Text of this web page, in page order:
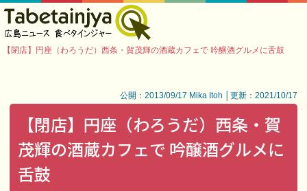
【閉店】円座（わろうだ）西条・賀茂輝の酒蔵カフェで 吟醸酒グルメに舌鼓
公開：2013/09/17 Mika Itoh │更新：2021/10/17
【閉店】円座（わろうだ）西条・賀
茂輝の酒蔵カフェで 吟醸酒グルメに
舌鼓